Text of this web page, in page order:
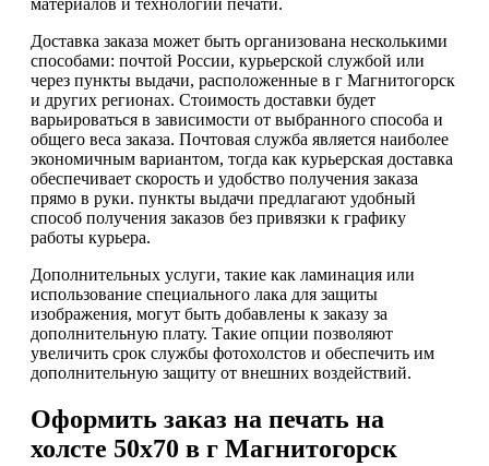
материалов и технологии печати.
Доставка заказа может быть организована несколькими
способами: почтой России, курьерской службой или
через пункты выдачи, расположенные в г Магнитогорск
и других регионах. Стоимость доставки будет
варьироваться в зависимости от выбранного способа и
общего веса заказа. Почтовая служба является наиболее
экономичным вариантом, тогда как курьерская доставка
обеспечивает скорость и удобство получения заказа
прямо в руки. пункты выдачи предлагают удобный
способ получения заказов без привязки к графику
работы курьера.
Дополнительных услуги, такие как ламинация или
использование специального лака для защиты
изображения, могут быть добавлены к заказу за
дополнительную плату. Такие опции позволяют
увеличить срок службы фотохолстов и обеспечить им
дополнительную защиту от внешних воздействий.
Оформить заказ на печать на
холсте 50х70 в г Магнитогорск